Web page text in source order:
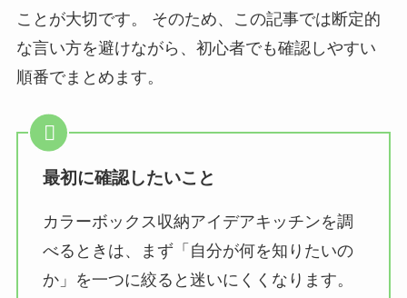
ことが大切です。 そのため、この記事では断定的
な言い方を避けながら、初心者でも確認しやすい
順番でまとめます。
最初に確認したいこと
カラーボックス収納アイデアキッチンを調
べるときは、まず「自分が何を知りたいの
か」を一つに絞ると迷いにくくなります。